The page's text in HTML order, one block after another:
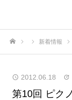
新着情報
2012.06.18
第10回 ピク